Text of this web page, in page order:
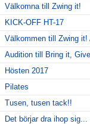
Välkomna till Zwing it!
KICK-OFF HT-17
Välkommen till Zwing it!
Audition till Bring it,
Hösten 2017
Pilates
Tusen, tusen tack!!
Det börjar dra ihop sig...